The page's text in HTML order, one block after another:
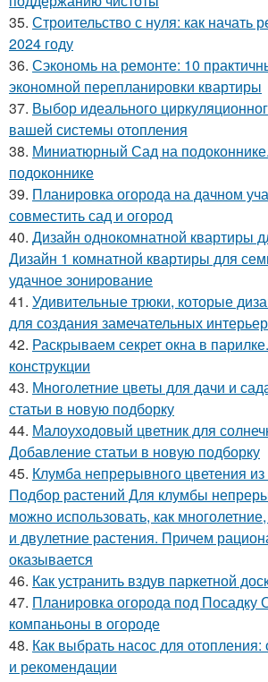
35. Строительство с нуля: как начать
2024 году
36. Сэкономь на ремонте: 10
экономной перепланировки квартиры
37. Выбор идеального
вашей системы отопления
38. Миниатюрный Сад на
подоконнике
39. Планировка огорода на дачном
совместить сад и огород
40. Дизайн однокомнатной квартиры
Дизайн 1 комнатной квартиры для
удачное зонирование
41. Удивительные трюки, которые
для создания замечательных
42. Раскрываем секрет окна в
конструкции
43. Многолетние цветы для дачи и
статьи в новую подборку
44. Малоуходовый цветник для
Добавление статьи в новую подборку
45. Клумба непрерывного цветения из
Подбор растений Для клумбы
можно использовать, как
и двулетние растения. Причем
оказывается
46. Как устранить вздув паркетной
47. Планировка огорода под Посадку
компаньоны в огороде
48. Как выбрать насос для
и рекомендации